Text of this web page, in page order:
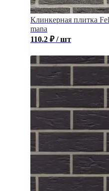
Клинкерная плитка
mana
110.2 ₽ / шт